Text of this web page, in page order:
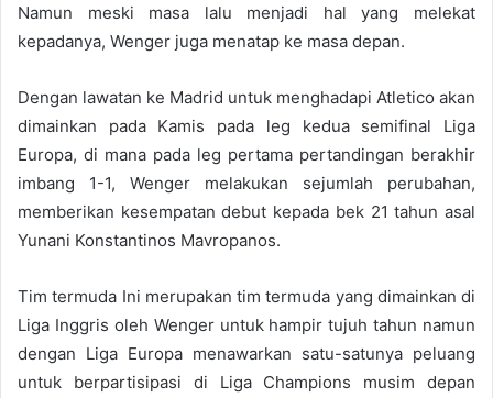
Namun meski masa lalu menjadi hal yang melekat
kepadanya, Wenger juga menatap ke masa depan.
Dengan lawatan ke Madrid untuk menghadapi Atletico akan
dimainkan pada Kamis pada leg kedua semifinal Liga
Europa, di mana pada leg pertama pertandingan berakhir
imbang 1-1, Wenger melakukan sejumlah perubahan,
memberikan kesempatan debut kepada bek 21 tahun asal
Yunani Konstantinos Mavropanos.
Tim termuda Ini merupakan tim termuda yang dimainkan di
Liga Inggris oleh Wenger untuk hampir tujuh tahun namun
dengan Liga Europa menawarkan satu-satunya peluang
untuk berpartisipasi di Liga Champions musim depan